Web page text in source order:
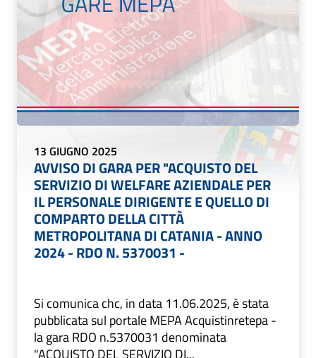
13 GIUGNO 2025
AVVISO DI GARA PER "ACQUISTO DEL
SERVIZIO DI WELFARE AZIENDALE PER
IL PERSONALE DIRIGENTE E QUELLO DI
COMPARTO DELLA CITTÀ
METROPOLITANA DI CATANIA - ANNO
2024 - RDO N. 5370031 -
Si comunica chc, in data 11.06.2025, è stata
pubblicata sul portale MEPA Acquistinretepa -
la gara RDO n.5370031 denominata
"ACQUISTO DEL SERVIZIO DI...